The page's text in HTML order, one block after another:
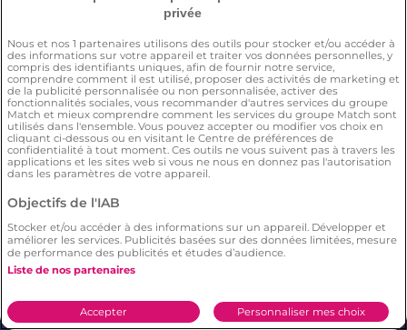
*Estimation du nombre de personnes ayant déjà fait une
rencontre sur Meetic en France, Italie et Espagne. Chiffre obtenu
par l’extrapolation des résultats d’une enquête réalisée par
Dynata en décembre 2023, sur 6011 personnes résidant en
France, Italie et Espagne âgés de plus de 18 ans,par rapport à la
population totale de cette tranche d’âge dans ces pays(Source
Eurostat 2023). Il résulte de cette étude que respectivement 15%
(en France), 12% (en Italie), 10% (en Espagne) des répondants ont
déclaré avoir déjà fait une rencontre sur Meetic.
**Chaque description et photo de profil est modérée
échantillon représentatif de 2006 personnes de 18 ans et plus en
d'utilisateurs sur Meetic (=397 répondants) a un plus grand
nombre de relations longues (plus de 6 mois), en comparaison
aux autres sites/applications de rencontre.
****Selon une étude Dynata réalisée en décembre 2023 auprès
connaître un couple qui s’est formé sur Meetic.
privée
Nous et nos 1 partenaires utilisons des outils pour stocker et/ou accéder à
des informations sur votre appareil et traiter vos données personnelles, y
compris des identifiants uniques, afin de fournir notre service,
comprendre comment il est utilisé, proposer des activités de marketing et
de la publicité personnalisée ou non personnalisée, activer des
fonctionnalités sociales, vous recommander d'autres services du groupe
Match et mieux comprendre comment les services du groupe Match sont
utilisés dans l'ensemble. Vous pouvez accepter ou modifier vos choix en
cliquant ci-dessous ou en visitant le Centre de préférences de
confidentialité à tout moment. Ces outils ne vous suivent pas à travers les
applications et les sites web si vous ne nous en donnez pas l'autorisation
dans les paramètres de votre appareil.
Objectifs de l'IAB
Stocker et/ou accéder à des informations sur un appareil. Développer et
améliorer les services. Publicités basées sur des données limitées, mesure
de performance des publicités et études d’audience.
Liste de nos partenaires
Personnaliser mes choix
Accepter